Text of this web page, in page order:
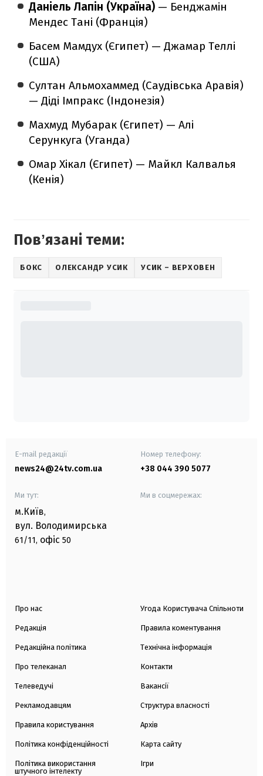
Даніель Лапін (Україна) — Бенджамін
Мендес Тані (Франція)
Басем Мамдух (Єгипет) — Джамар Теллі
(США)
Султан Альмохаммед (Саудівська Аравія)
— Діді Імпракс (Індонезія)
Махмуд Мубарак (Єгипет) — Алі
Серункуга (Уганда)
Омар Хікал (Єгипет) — Майкл Калвалья
(Кенія)
Повʼязані теми:
БОКС ОЛЕКСАНДР УСИК УСИК – ВЕРХОВЕН
E-mail редакції
news24@24tv.com.ua
Номер телефону:
+38 044 390 5077
Ми тут:
м.Київ,
вул. Володимирська
61/11, офіс 50
Ми в соцмережах:
Про нас
Редакція
Редакційна політика
Про телеканал
Телеведучі
Рекламодавцям
Правила користування
Політика конфіденційності
Політика використання
штучного інтелекту
Угода Користувача Спільноти
Правила коментування
Технічна інформація
Контакти
Вакансії
Структура власності
Архів
Карта сайту
Ігри